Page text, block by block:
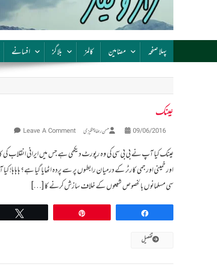
پہلا صفحہ مضامین کالمز بلاگز افسانے
عینک
09/06/2016 حسن رضا چنگیزی Leave A Comment
On
عینک کیا آپ نے بی بی سی کی وہ رپورٹ دیکھی ہے جس میں ایرانی انقلاب کی
اور خمینی اور جمی کارٹر کے درمیان رابطوں پر سے پردہ اٹھایا گیا ہے؟ ہا ہا ہا!
سی مسلمانوں بالخصوص شیعوں کے خلاف سازش کرنے کا […]
تفصیل